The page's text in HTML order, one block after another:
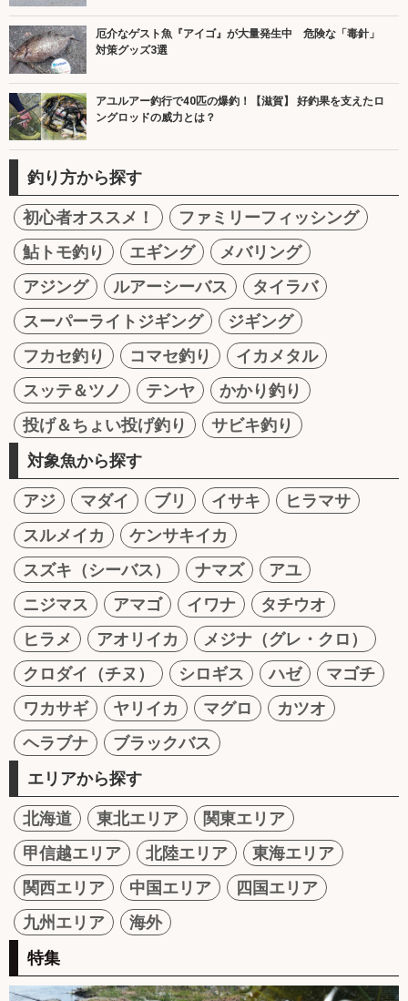
厄介なゲスト魚『アイゴ』が大量発生中 危険な「毒針」
対策グッズ3選
アユルアー釣行で40匹の爆釣！【滋賀】 好釣果を支えたロ
ングロッドの威力とは？
釣り方から探す
初心者オススメ！
ファミリーフィッシング
鮎トモ釣り
エギング
メバリング
アジング
ルアーシーバス
タイラバ
スーパーライトジギング
ジギング
フカセ釣り
コマセ釣り
イカメタル
スッテ＆ツノ
テンヤ
かかり釣り
投げ＆ちょい投げ釣り
サビキ釣り
対象魚から探す
アジ マダイ ブリ イサキ
ヒラマサ
スルメイカ
ケンサキイカ
スズキ（シーバス）
ナマズ
アユ
ニジマス
アマゴ イワナ
タチウオ
ヒラメ
アオリイカ
メジナ（グレ・クロ）
クロダイ（チヌ）
シロギス ハゼ
マゴチ
ワカサギ
ヤリイカ マグロ
カツオ
ヘラブナ
ブラックバス
エリアから探す
北海道 東北エリア
関東エリア
甲信越エリア
北陸エリア
東海エリア
関西エリア
中国エリア
四国エリア
九州エリア
海外
特集